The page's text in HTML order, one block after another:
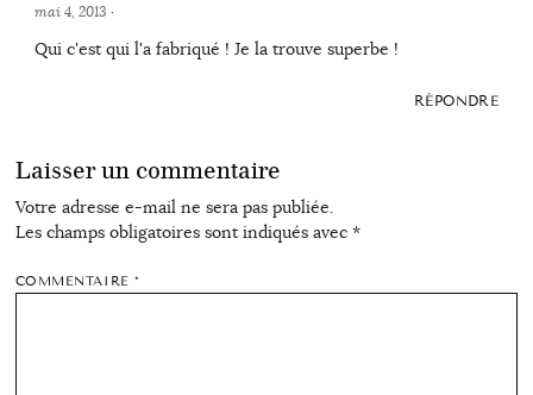
mai 4, 2013 ·
Qui c'est qui l'a fabriqué ! Je la trouve superbe !
RÉPONDRE
Laisser un commentaire
Votre adresse e-mail ne sera pas publiée.
Les champs obligatoires sont indiqués avec *
COMMENTAIRE*